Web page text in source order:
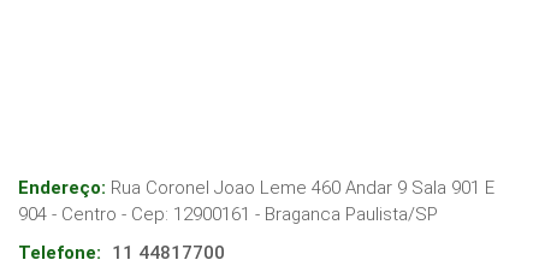
Endereço: Rua Coronel Joao Leme 460 Andar 9 Sala 901 E
904 - Centro - Cep: 12900161 - Braganca Paulista/SP
Telefone:
11 44817700